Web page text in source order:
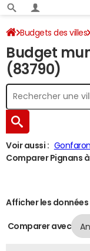
Budgets des villes
Budget
(83790)
Voir aussi : Gonfaron
Comparer Pignans
Afficher les
Comparer avec